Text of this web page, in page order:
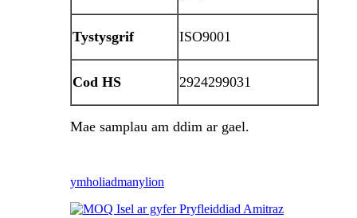
Tystysgrif ISO9001
Cod HS 2924299031
Mae samplau am ddim ar gael.
ymholiadmanylion